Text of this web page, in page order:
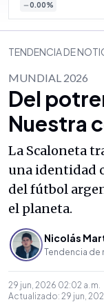
0.00%
TENDENCIA DE
MUNDIAL 2026
Del
Nuestra
La Scaloneta
una identidad
del fútbol
el planeta.
Nicolás
Tendencia de
29 jun, 2026 02:02 a. m.
Actualizado: 29 jun,